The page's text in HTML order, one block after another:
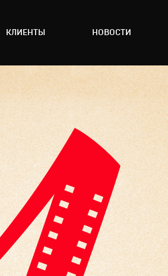
КЛИЕНТЫ НОВОСТИ